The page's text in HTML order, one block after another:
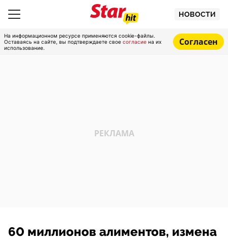
НОВОСТИ
На информационном ресурсе применяются cookie-файлы.
Оставаясь на сайте, вы подтверждаете свое согласие на их
использование.
Согласен
60 миллионов алиментов, измена